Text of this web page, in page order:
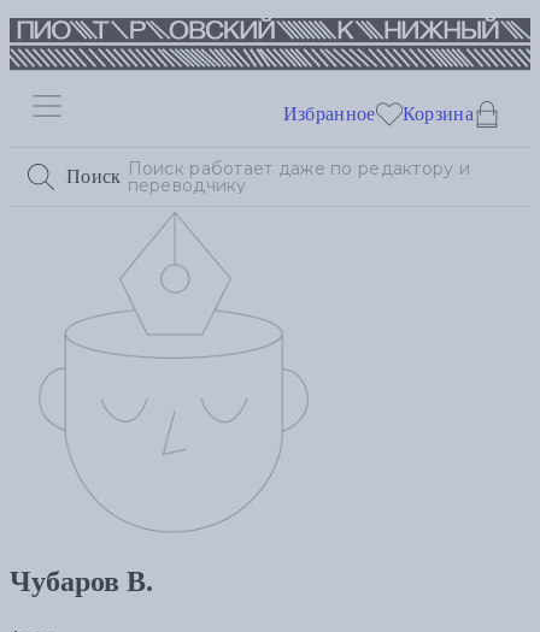
Поиск
Избранное Корзина
Чубаров В.